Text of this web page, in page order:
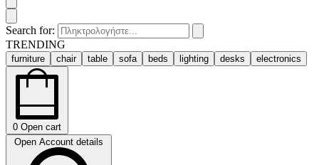
Search for:
TRENDING
furniture chair table sofa beds lighting desks electronics
0 Open cart
Open Account details